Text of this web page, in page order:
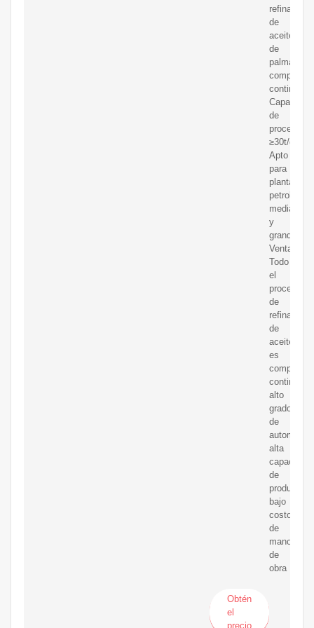
refinación
de
aceite
de
palma
continua
Capacidad
de
≥30t/d
Apto
para
plantas
petroleras
medianas
y
grandes.
Ventajas:
Todo
el
proceso
de
refinación
de
aceite
es
continuo,
alto
grado
de
alta
capacidad
de
bajo
costo
de
mano
de
obra
Obtén
el
precio